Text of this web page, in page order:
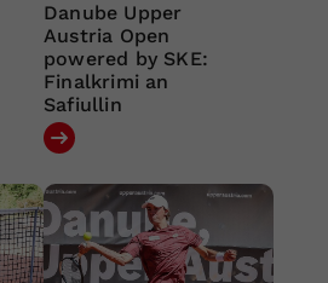
Danube Upper
Austria Open
powered by SKE:
Finalkrimi an
Safiullin